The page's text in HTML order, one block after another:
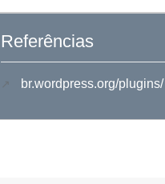
Referências
br.wordpress.org/plugins/